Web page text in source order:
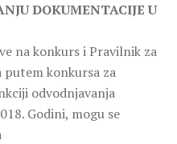
DOKUMENTACIJE U
na konkurs i Pravilnik za
konkursa za
odvodnjavanja
Godini, mogu se